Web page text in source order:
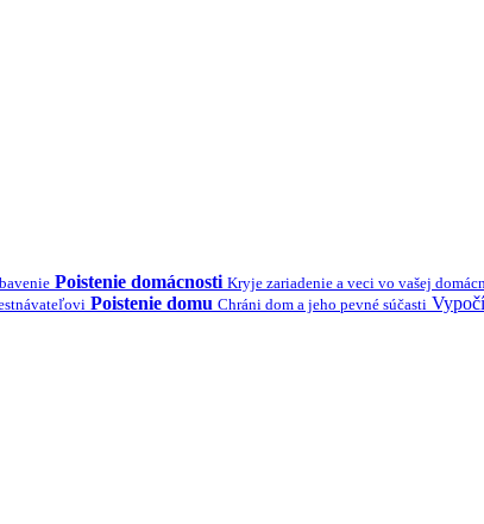
Poistenie domácnosti Kryje zariadenie a veci vo vašej
Poistenie domu Chráni dom a jeho pevné súčasti